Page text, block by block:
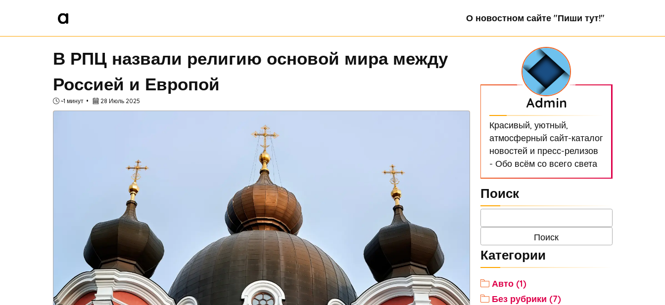
О новостном сайте "Пиши тут!"
В РПЦ назвали религию основой мира между
Россией и Европой
~1 минут 28 Июль 2025 Admin
Красивый, уютный,
атмосферный сайт-каталог
новостей и пресс-релизов
- Обо всём со всего света
Поиск
Категории
Авто (1)
Без рубрики (7)